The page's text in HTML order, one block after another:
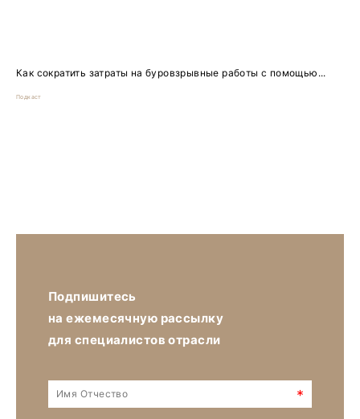
Как сократить затраты на буровзрывные работы с помощью...
Подкаст
Подпишитесь
на ежемесячную рассылку
для специалистов отрасли
*